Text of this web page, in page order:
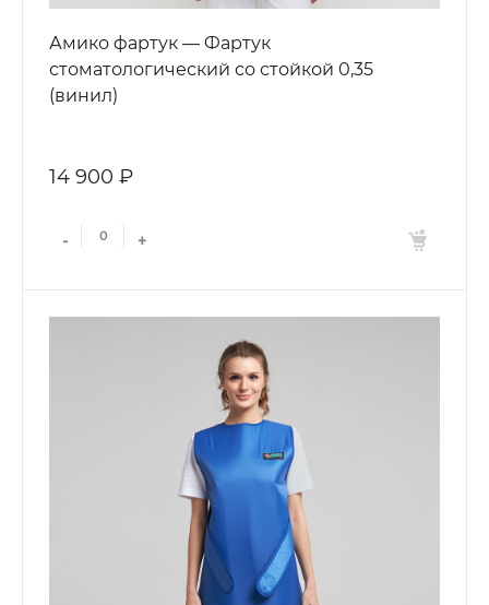
Амико фартук — Фартук
стоматологический со стойкой 0,35
(винил)
14 900 ₽
- +